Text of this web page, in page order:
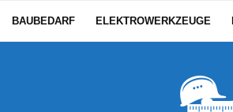
BAUBEDARF ELEKTROWERKZEUGE